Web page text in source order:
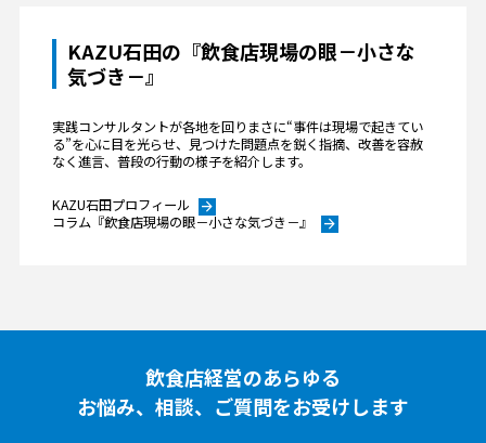
KAZU石田の『飲食店現場の眼－小さな
気づき－』
実践コンサルタントが各地を回りまさに“事件は現場で起きてい
る”を心に目を光らせ、見つけた問題点を鋭く指摘、改善を容赦
なく進言、普段の行動の様子を紹介します。
KAZU石田プロフィール arrow_forward
コラム『飲食店現場の眼－小さな気づき－』 arrow_forward
飲食店経営のあらゆる
お悩み、相談、ご質問をお受けします